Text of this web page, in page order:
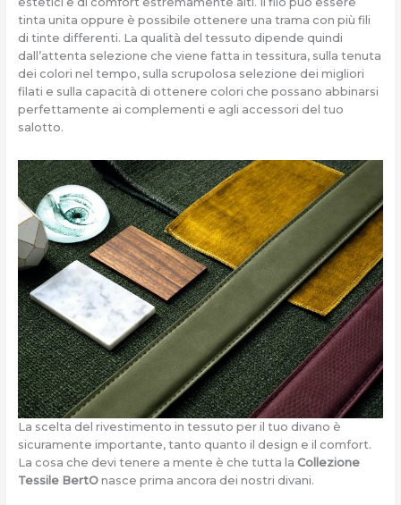
tinta unita oppure è possibile ottenere una trama con più fili
di tinte differenti. La qualità del tessuto dipende quindi
dall’attenta selezione che viene fatta in tessitura, sulla tenuta
dei colori nel tempo, sulla scrupolosa selezione dei migliori
filati e sulla capacità di ottenere colori che possano abbinarsi
perfettamente ai complementi e agli accessori del tuo
salotto.
La scelta del rivestimento in tessuto per il tuo divano è
sicuramente importante, tanto quanto il design e il comfort.
La cosa che devi tenere a mente è che tutta la Collezione
Tessile BertOnasce prima ancora dei nostri divani.